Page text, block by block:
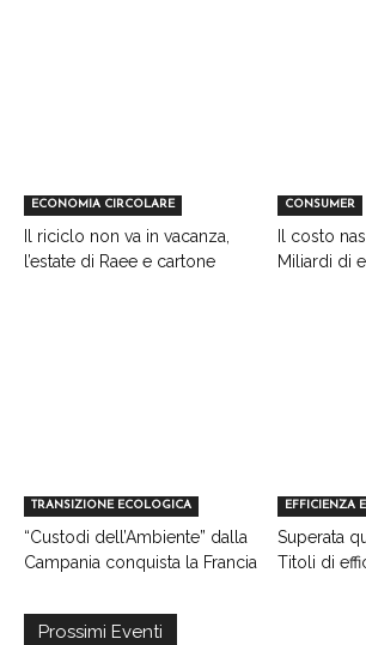
ECONOMIA CIRCOLARE
Il riciclo non va in vacanza,
l’estate di Raee e cartone
CONSUMER
Il costo
Miliardi di
TRANSIZIONE ECOLOGICA
“Custodi dell’Ambiente” dalla
Campania conquista la Francia
EFFICIENZA
Superata
Titoli di
Prossimi Eventi